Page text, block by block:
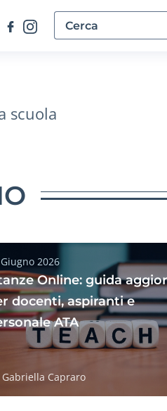
scuola
2026
Online: guida
docenti, aspiranti e
ATA
Gabriella Capraro